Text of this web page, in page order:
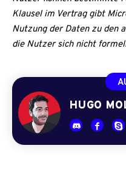
Klausel im Vertrag gibt
Nutzung der Daten zu den
die Nutzer sich nicht
HUGO